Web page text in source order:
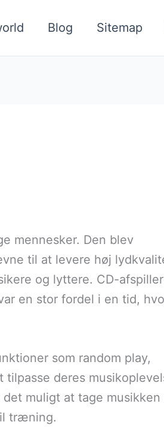
Blog Sitemap
mennesker. Den blev
til at levere høj
og lyttere. CD-
en stor fordel i en tid,
som random play,
deres
muligt at tage musikken
træning.